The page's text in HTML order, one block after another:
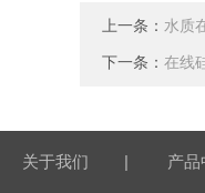
上一条： 水质
下一条： 在线
关于我们 | 产品